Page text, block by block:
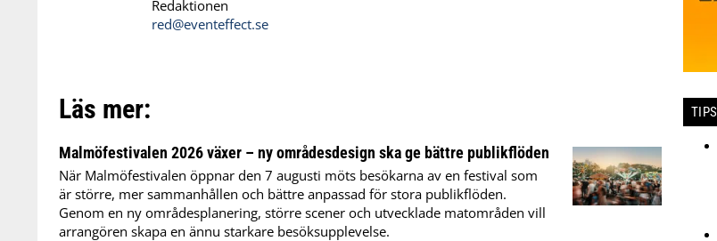
Redaktionen
red@eventeffect.se
Läs mer:
Malmöfestivalen 2026 växer – ny områdesdesign ska ge bättre publikflöden
När Malmöfestivalen öppnar den 7 augusti möts besökarna av en festival som
är större, mer sammanhållen och bättre anpassad för stora publikflöden.
Genom en ny områdesplanering, större scener och utvecklade matområden vill
arrangören skapa en ännu starkare besöksupplevelse.
TIPS